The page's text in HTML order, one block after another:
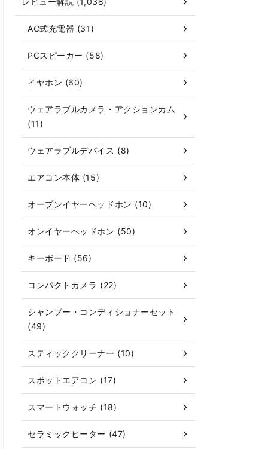
AC式充電器 (31)
PCスピーカー (58)
イヤホン (60)
ウェアラブルカメラ・アクションカム
(11)
ウェアラブルデバイス (8)
エアコン本体 (15)
オープンイヤーヘッドホン (10)
オンイヤーヘッドホン (50)
キーボード (56)
コンパクトカメラ (22)
シャンプー・コンディショナーセット
(49)
スティッククリーナー (10)
スポットエアコン (17)
スマートウォッチ (18)
セラミックヒーター (47)